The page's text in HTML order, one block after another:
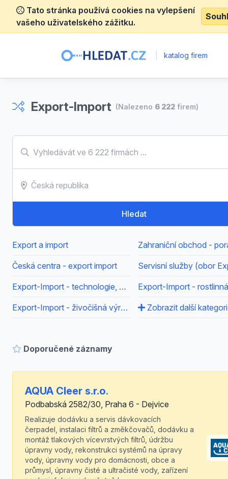
Tato stránka používá cookies na vylepšení
vašeho uživatelského zážitku.
katalog firem
Export-Import (Nalezeno 6 222 firem)
Hledat
Export a import
Česká centra - export import
Export-Import - technologie, výrobní postupy
Export-Import - živočišná výroba Zobrazit další
Doporučené záznamy
AQUA Cleer s.r.o.
Podbabská 2582/30, Praha 6 - Dejvice
Realizuje dodávku a servis dávkovacích
čerpadel, instalaci filtrů a změkčovačů, dodávku a
montáž tlakových vícevrstvých filtrů, údržbu
úpravny vody, rekonstrukci systémů na úpravy
vody, úpravny vody pro domácnosti, obce a
průmysl, úpravny čisté a ultračisté vody, zařízení